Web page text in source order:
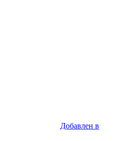
Добавлен в